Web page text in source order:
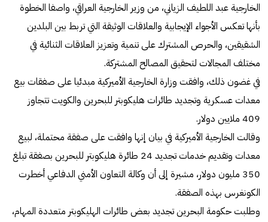
الخارجية عبد اللطيف الزياني، من وزير الخارجية العراقي، واصفا الخطوة
بأنها تعكس الأجواء الإيجابية والعلاقات الوثيقة التي تربط بين البلدين
الشقيقين، والحرص المشترك على تنمية وتعزيز العلاقات الثنائية في
مختلف المجالات لتحقيق المصالح المشتركة.
في غضون ذلك، وافقت وزارة الخارجية الأميركية مبدئيا على صفقات بيع
معدات عسكرية وتجديد طائرات هليكوبتر للبحرين والكويت تتجاوز
409 ملايين دولار.
وقالت الخارجية الأميركية في بيان إنها وافقت على صفقة محتملة، لبيع
معدات وتقديم خدمات تجديد 24 طائرة هليكوبتر للبحرين بصفقة تبلغ
350 مليون دولار، مشيرة إلى أن وكالة التعاون الأمني الدفاعي أخطرت
الكونغرس بهذه الصفقة.
وطلبت حكومة البحرين تجديد بعض طائرات الهليكوبتر متعددة المهام،